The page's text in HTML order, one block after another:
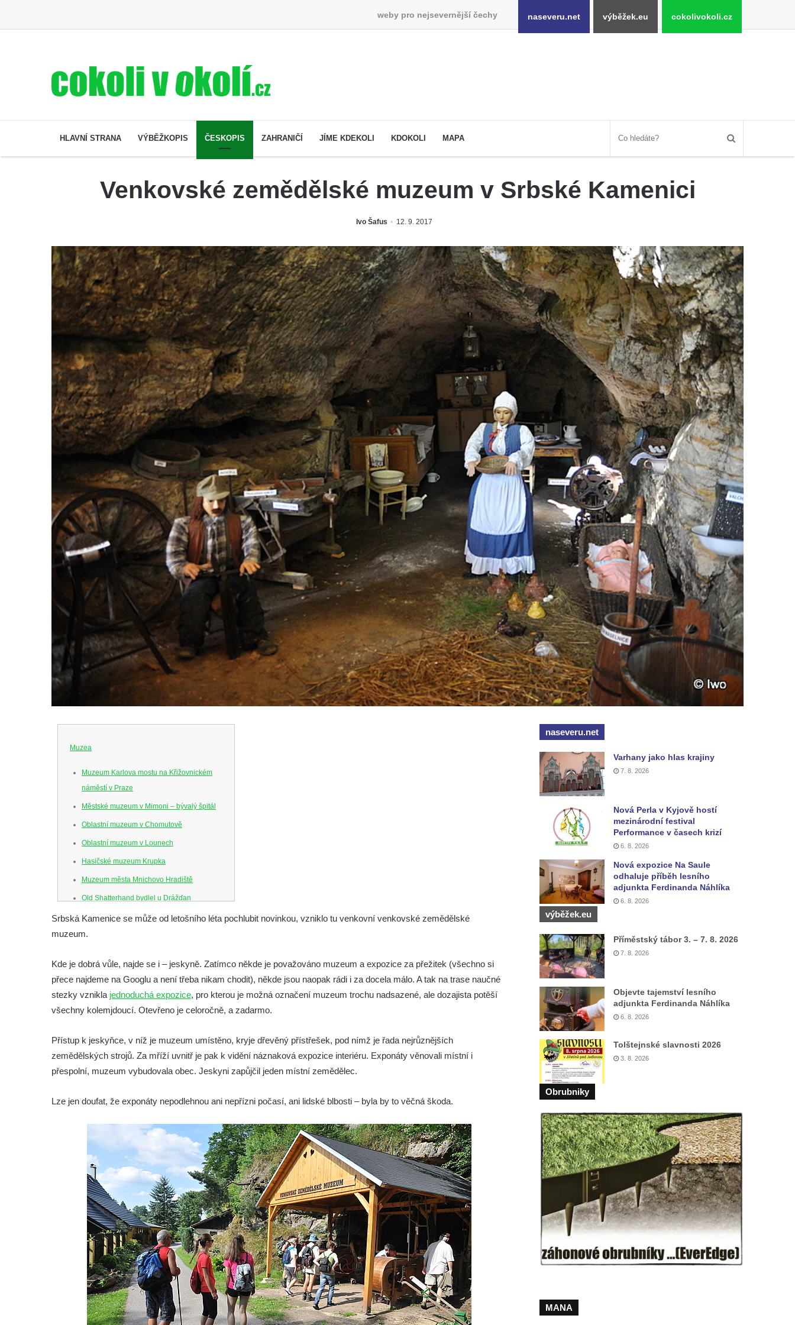
weby pro nejsevernější čechy naseveru.net výběžek.eu cokolivokoli.cz
HLAVNÍ STRANA VÝBĚŽKOPIS ČESKOPIS ZAHRANIČÍ JÍME KDEKOLI KDOKOLI MAPA
Venkovské zemědělské muzeum v Srbské Kamenici
Ivo Šafus 12. 9. 2017
Muzea
Muzeum Karlova mostu na Křižovnickém
náměstí v Praze
Městské muzeum v Mimoni – bývalý špitál
Oblastní muzeum v Chomutově
Oblastní muzeum v Lounech
Hasičské muzeum Krupka
Muzeum města Mnichovo Hradiště
Old Shatterhand bydlel u Drážďan
Venkovské zemědělské muzeum v Srbské
Kamenici
Mattoni muzeum Kyselka
Jan Becher muzeum Karlovy Vary
Muzeum Dippoldiswalde
Královská mincovna v Jáchymově –
muzeum
Vlastivědné muzeum a galerie v České
Lípě
Sklářské muzeum Nový Bor
Městské muzeum v Mimoni – Expedice
středověk
Muzeum Čtyřlístek, Doksy
Památník Karla Hynka Máchy v Doksech
Muzeum výroby dřevěných hraček DETOA
Albrechtice s.r.o.
Oblastní muzeum v Mostě
Městské muzeum Františkovy Lázně
Srbská Kamenice se může od letošního léta pochlubit novinkou, vzniklo tu venkovní venkovské zemědělské
muzeum.
Kde je dobrá vůle, najde se i – jeskyně. Zatímco někde je považováno muzeum a expozice za přežitek (všechno si
přece najdeme na Googlu a není třeba nikam chodit), někde jsou naopak rádi i za docela málo. A tak na trase naučné
stezky vznikla jednoduchá expozice, pro kterou je možná označení muzeum trochu nadsazené, ale dozajista potěší
všechny kolemjdoucí. Otevřeno je celoročně, a zadarmo.
Přístup k jeskyňce, v níž je muzeum umístěno, kryje dřevěný přístřešek, pod nímž je řada nejrůznějších
zemědělských strojů. Za mříží uvnitř je pak k vidění náznaková expozice interiéru. Exponáty věnovali místní i
přespolní, muzeum vybudovala obec. Jeskyni zapůjčil jeden místní zemědělec.
Lze jen doufat, že exponáty nepodlehnou ani nepřízni počasí, ani lidské blbosti – byla by to věčná škoda.
naseveru.net
Varhany jako hlas krajiny
7. 8. 2026
Nová Perla v Kyjově hostí
mezinárodní festival
Performance v časech krizí
6. 8. 2026
Nová expozice Na Saule
odhaluje příběh lesního
adjunkta Ferdinanda Náhlíka
6. 8. 2026
výběžek.eu
Příměstský tábor 3. – 7. 8. 2026
7. 8. 2026
Objevte tajemství lesního
adjunkta Ferdinanda Náhlíka
6. 8. 2026
Tolštejnské slavnosti 2026
3. 8. 2026
Obrubniky
MANA